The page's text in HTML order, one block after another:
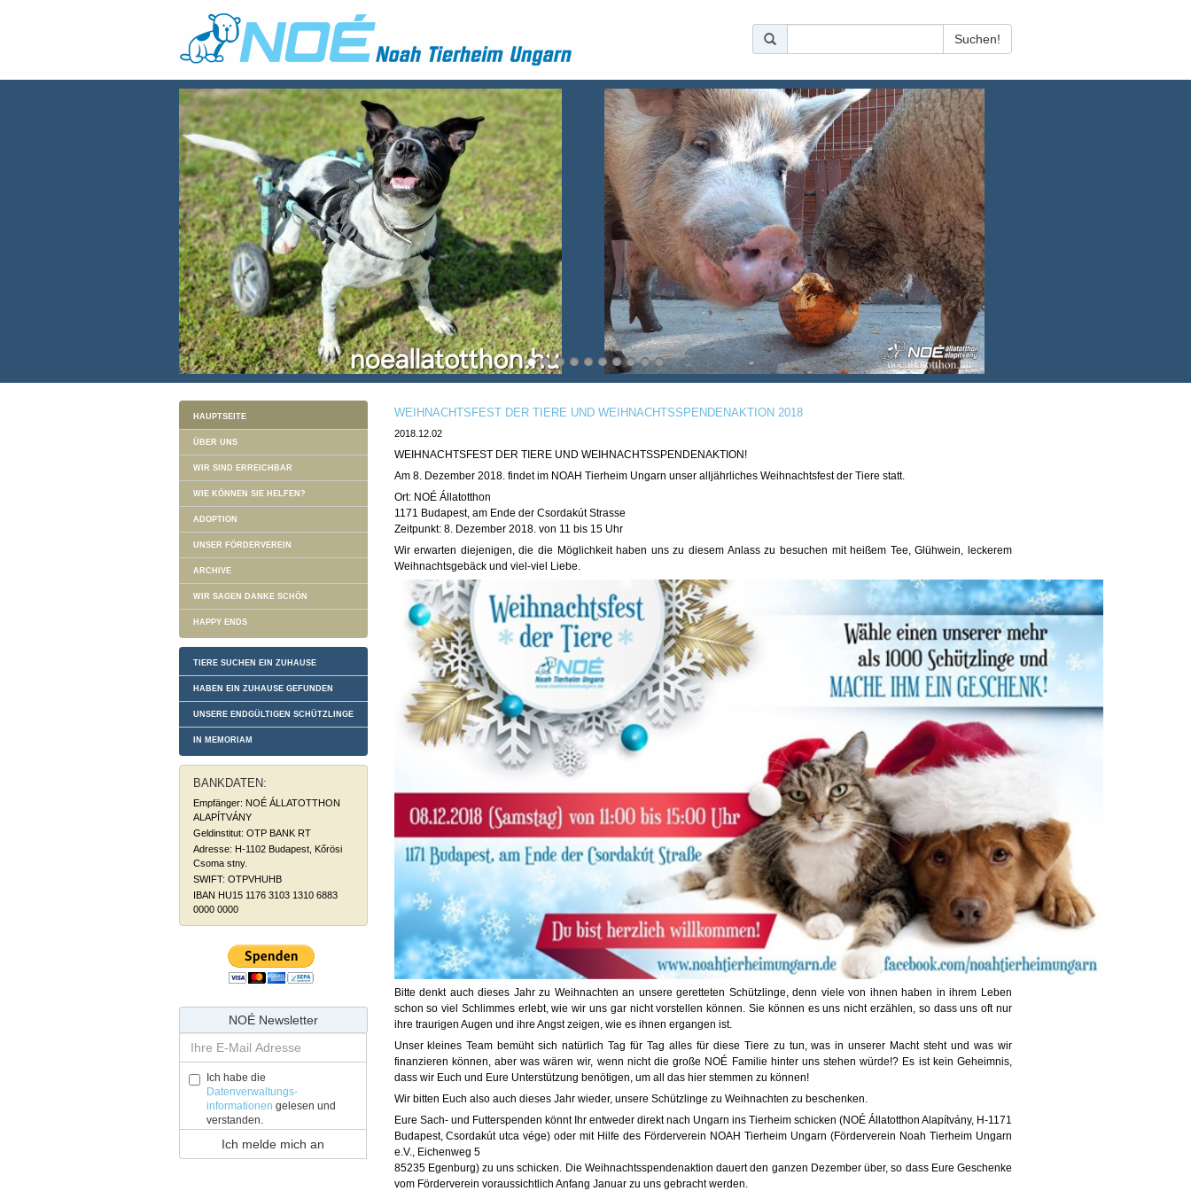
HAUPTSEITE
ÜBER UNS
WIR SIND ERREICHBAR
WIE KÖNNEN SIE HELFEN?
ADOPTION
UNSER FÖRDERVEREIN
ARCHIVE
WIR SAGEN DANKE SCHÖN
HAPPY ENDS
TIERE SUCHEN EIN ZUHAUSE
HABEN EIN ZUHAUSE GEFUNDEN
UNSERE ENDGÜLTIGEN SCHÜTZLINGE
IN MEMORIAM
BANKDATEN:
Empfänger: NOÉ ÁLLATOTTHON
ALAPÍTVÁNY
Geldinstitut: OTP BANK RT
Adresse: H-1102 Budapest, Kőrösi
Csoma stny.
SWIFT: OTPVHUHB
IBAN HU15 1176 3103 1310 6883
0000 0000
NOÉ Newsletter
Ich habe die
Datenverwaltungs-
informationen gelesen und
verstanden.
WEIHNACHTSFEST DER TIERE UND WEIHNACHTSSPENDENAKTION 2018
2018.12.02
WEIHNACHTSFEST DER TIERE UND WEIHNACHTSSPENDENAKTION!
Am 8. Dezember 2018. findet im NOAH Tierheim Ungarn unser alljährliches Weihnachtsfest der Tiere statt.
Ort: NOÉ Állatotthon
1171 Budapest, am Ende der Csordakút Strasse
Zeitpunkt: 8. Dezember 2018. von 11 bis 15 Uhr
Wir erwarten diejenigen, die die Möglichkeit haben uns zu diesem Anlass zu besuchen mit heißem Tee, Glühwein, leckerem
Weihnachtsgebäck und viel-viel Liebe.
Bitte denkt auch dieses Jahr zu Weihnachten an unsere geretteten Schützlinge, denn viele von ihnen haben in ihrem Leben
schon so viel Schlimmes erlebt, wie wir uns gar nicht vorstellen können. Sie können es uns nicht erzählen, so dass uns oft nur
ihre traurigen Augen und ihre Angst zeigen, wie es ihnen ergangen ist.
Unser kleines Team bemüht sich natürlich Tag für Tag alles für diese Tiere zu tun, was in unserer Macht steht und was wir
finanzieren können, aber was wären wir, wenn nicht die große NOÉ Familie hinter uns stehen würde!? Es ist kein Geheimnis,
dass wir Euch und Eure Unterstützung benötigen, um all das hier stemmen zu können!
Wir bitten Euch also auch dieses Jahr wieder, unsere Schützlinge zu Weihnachten zu beschenken.
Eure Sach- und Futterspenden könnt Ihr entweder direkt nach Ungarn ins Tierheim schicken (NOÉ Állatotthon Alapítvány, H-1171
Budapest, Csordakút utca vége) oder mit Hilfe des Förderverein NOAH Tierheim Ungarn (Förderverein Noah Tierheim Ungarn
e.V., Eichenweg 5
85235 Egenburg) zu uns schicken. Die Weihnachtsspendenaktion dauert den ganzen Dezember über, so dass Eure Geschenke
vom Förderverein voraussichtlich Anfang Januar zu uns gebracht werden.